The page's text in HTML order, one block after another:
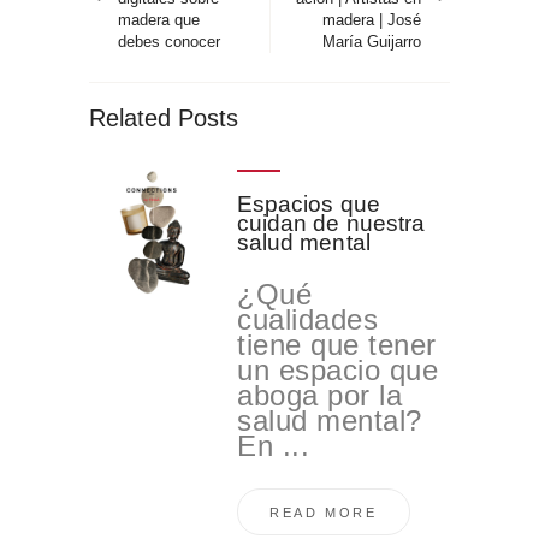
madera que
debes conocer
madera | José
María Guijarro
Related Posts
Espacios que
cuidan de nuestra
salud mental
¿Qué
cualidades
tiene que tener
un espacio que
aboga por la
salud mental?
En ...
READ MORE